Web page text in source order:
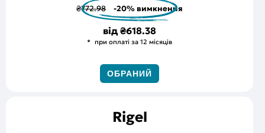
₴772.98 -20% вимкнення
від ₴618.38
при оплаті за 12 місяців
ОБРАНИЙ
Rigel